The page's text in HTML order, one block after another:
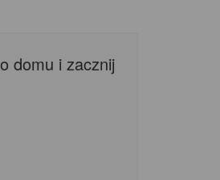
domu i zacznij